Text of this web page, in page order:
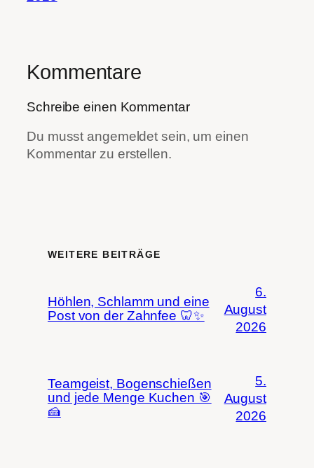
Kommentare
Schreibe einen Kommentar
Du musst angemeldet sein, um einen
Kommentar zu erstellen.
WEITERE BEITRÄGE
Höhlen, Schlamm und eine
Post von der Zahnfee 🦷✨
6.
August
2026
Teamgeist, Bogenschießen
und jede Menge Kuchen 🎯
🍰
5.
August
2026